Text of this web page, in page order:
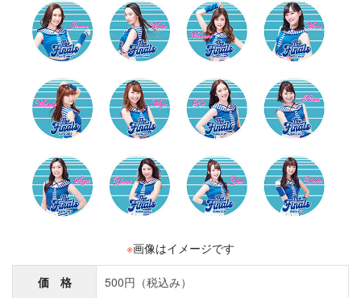
※画像はイメージです
価 格 500円（税込み）